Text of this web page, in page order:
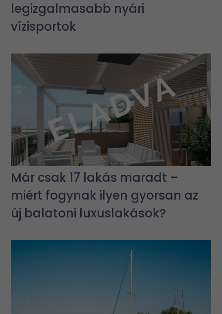
legizgalmasabb nyári
vízisportok
Már csak 17 lakás maradt –
miért fogynak ilyen gyorsan az
új balatoni luxuslakások?